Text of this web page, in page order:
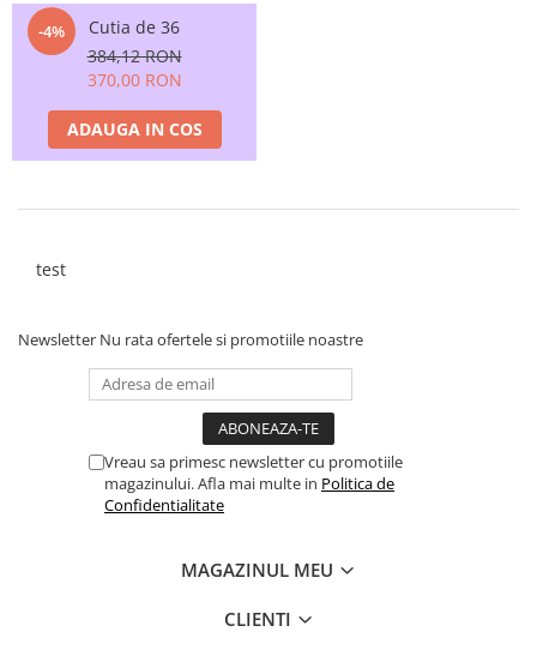
-4%
Cutia de 36
384,12 RON
370,00 RON
ADAUGA IN COS
test
Newsletter Nu rata ofertele si promotiile noastre
Vreau sa primesc newsletter cu promotiile
magazinului. Afla mai multe in Politica de
Confidentialitate
MAGAZINUL MEU
CLIENTI